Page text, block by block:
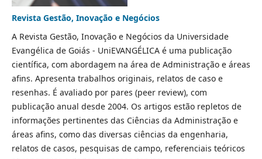
Revista Gestão, Inovação e Negócios
A Revista Gestão, Inovação e Negócios da Universidade
Evangélica de Goiás - UniEVANGÉLICA é uma publicação
científica, com abordagem na área de Administração e áreas
afins. Apresenta trabalhos originais, relatos de caso e
resenhas. É avaliado por pares (peer review), com
publicação anual desde 2004. Os artigos estão repletos de
informações pertinentes das Ciências da Administração e
áreas afins, como das diversas ciências da engenharia,
relatos de casos, pesquisas de campo, referenciais teóricos